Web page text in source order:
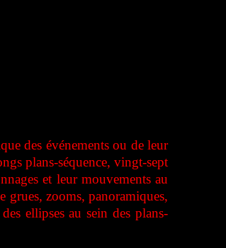
des événements ou de leur
plans-séquence, vingt-sept
et leur mouvements au
grues, zooms, panoramiques,
ellipses au sein des plans-